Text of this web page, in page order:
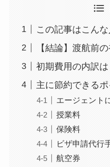
この記事はこん
【結論】渡航前
初期費用の内訳は
主に節約できるポ
エージェント
授業料
保険料
ビザ申請代行
航空券